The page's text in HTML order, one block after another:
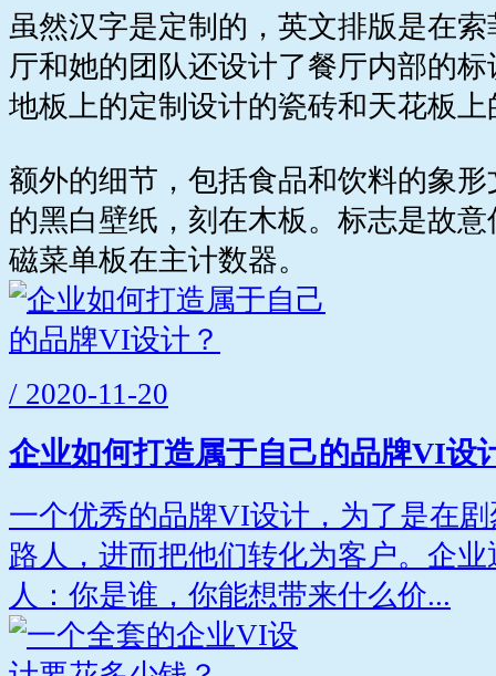
虽然汉字是定制的，英文排版是在索
厅和她的团队还设计了餐厅内部的
地板上的定制设计的瓷砖和天花板
额外的细节，包括食品和饮料的象
的黑白壁纸，刻在木板。标志是故
磁菜单板在主计数器。
/ 2020-11-20
企业如何打造属于自己的品牌VI设
一个优秀的品牌VI设计，为了是在
路人，进而把他们转化为客户。企
人：你是谁，你能想带来什么价...